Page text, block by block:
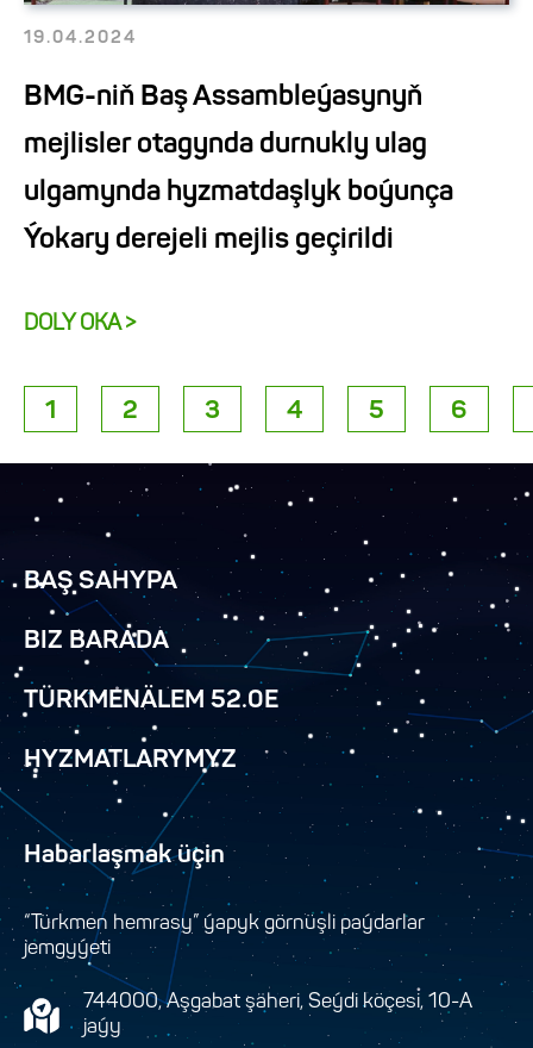
19.04.2024
BMG-niň Baş Assambleýasynyň
mejlisler otagynda durnukly ulag
ulgamynda hyzmatdaşlyk boýunça
Ýokary derejeli mejlis geçirildi
DOLY OKA >
1 2 3 4 5 6
BAŞ SAHYPA
BIZ BARADA
TÜRKMENÄLEM 52.0E
HYZMATLARYMYZ
Habarlaşmak üçin
“Türkmen hemrasy” ýapyk görnüşli paýdarlar
jemgyýeti
744000, Aşgabat şäheri, Seýdi köçesi, 10-A
jaýy